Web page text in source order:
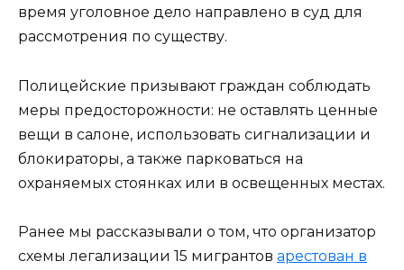
время уголовное дело направлено в суд для
рассмотрения по существу.
Полицейские призывают граждан соблюдать
меры предосторожности: не оставлять ценные
вещи в салоне, использовать сигнализации и
блокираторы, а также парковаться на
охраняемых стоянках или в освещенных местах.
Ранее мы рассказывали о том, что организатор
схемы легализации 15 мигрантов арестован в